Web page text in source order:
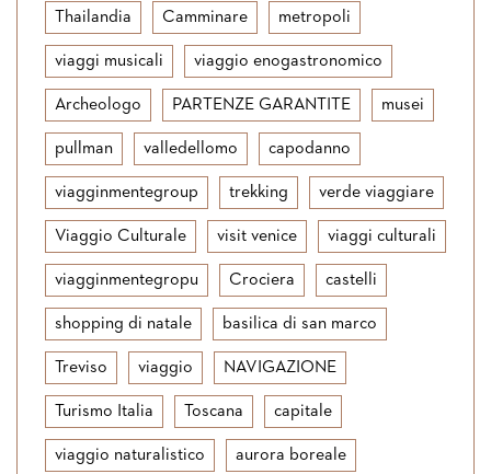
Thailandia Camminare metropoli
viaggi musicali viaggio enogastronomico
Archeologo PARTENZE GARANTITE musei
pullman valledellomo capodanno
viagginmentegroup trekking verde viaggiare
Viaggio Culturale visit venice viaggi culturali
viagginmentegropu Crociera castelli
shopping di natale basilica di san marco
Treviso viaggio NAVIGAZIONE
Turismo Italia Toscana capitale
viaggio naturalistico aurora boreale